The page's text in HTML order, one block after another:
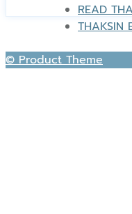
READ
THAKSIN
© Product Theme